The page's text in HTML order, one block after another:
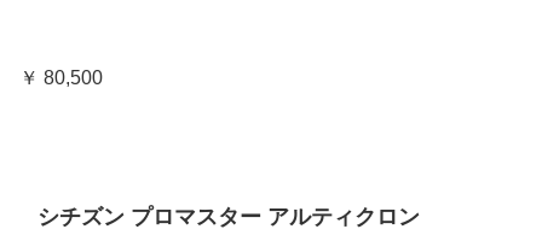
￥ 80,500
シチズン プロマスター アルティクロン